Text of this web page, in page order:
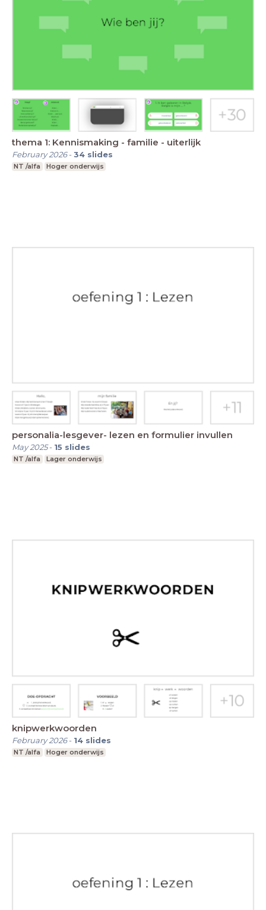
thema 1: Kennismaking - familie - uiterlijk
February 2026-34 slides
NT /alfa Hoger onderwijs
personalia-lesgever- lezen en formulier invullen
May 2025- 15 slides
NT /alfa Lager onderwijs
knipwerkwoorden
February 2026- 14 slides
NT /alfa Hoger onderwijs